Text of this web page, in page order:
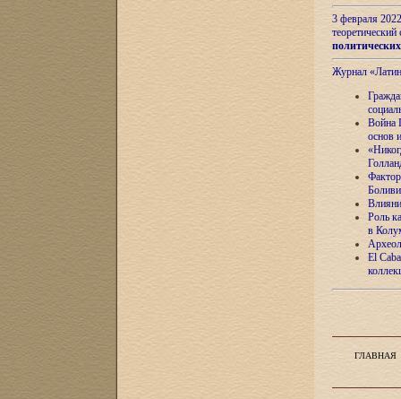
3 февраля
теоретический
Журнал
Война
основ
Роль
в
El
ГЛАВНАЯ